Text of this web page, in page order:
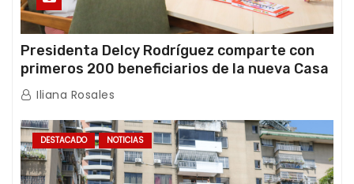
Presidenta Delcy Rodríguez comparte con
primeros 200 beneficiarios de la nueva Casa
de los Abuelos “La Primavera” en Caracas
Iliana Rosales
DESTACADO NOTICIAS